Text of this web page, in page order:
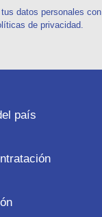
datos personales con
de privacidad.
país